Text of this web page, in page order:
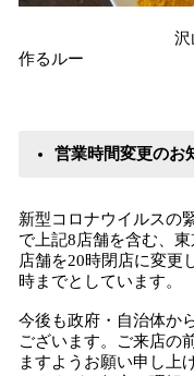
沢山の野菜や
作るルー
営業時間変更のお
新型コロナウイルスの
で上記8店舗を含む、
店舗を20時閉店に変更
時までとしています。
今後も政府・自治体か
ございます。ご来店の
ますようお願い申し上